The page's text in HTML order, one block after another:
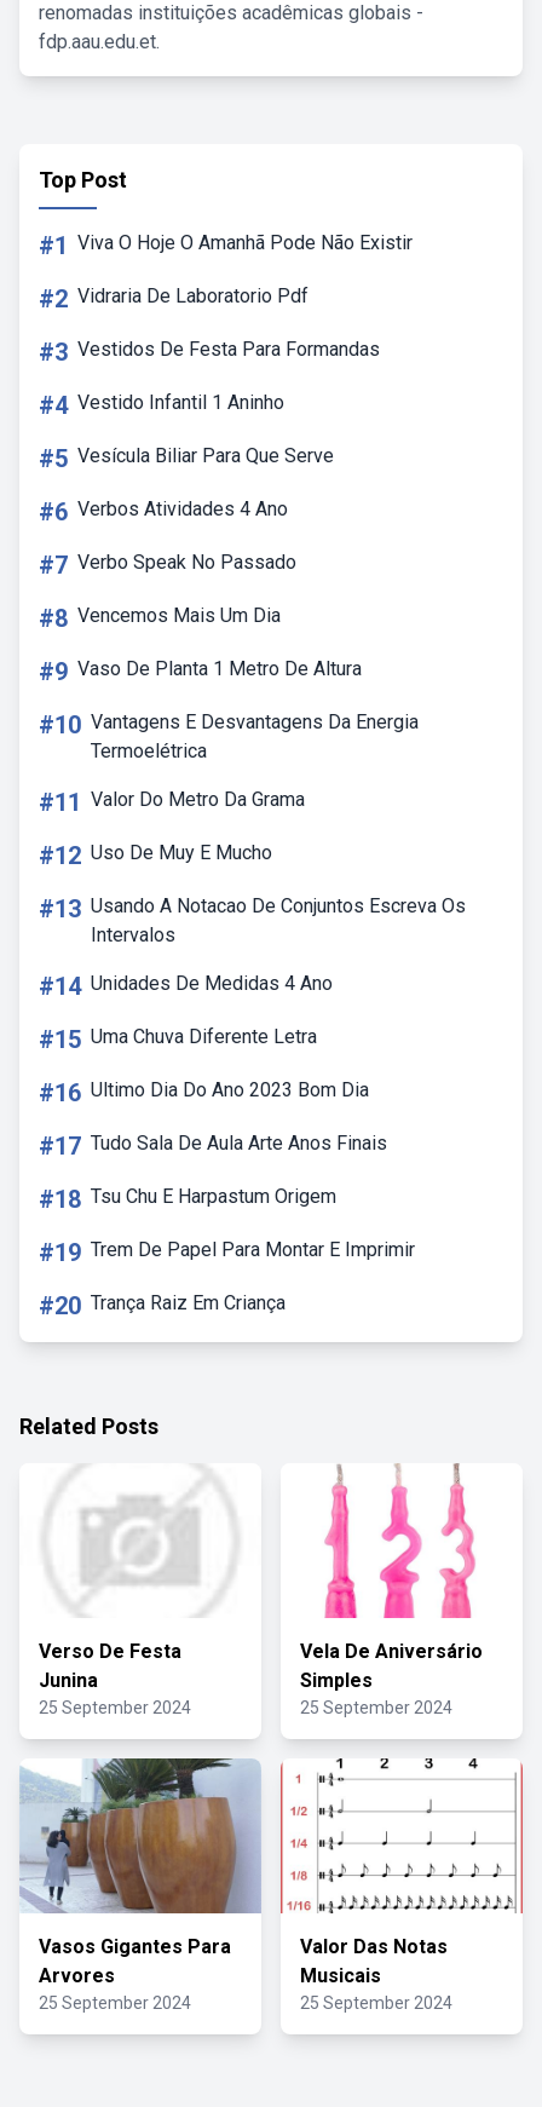
renomadas instituições acadêmicas globais -
fdp.aau.edu.et.
Top Post
#1 Viva O Hoje O Amanhã Pode Não Existir
#2 Vidraria De Laboratorio Pdf
#3 Vestidos De Festa Para Formandas
#4 Vestido Infantil 1 Aninho
#5 Vesícula Biliar Para Que Serve
#6 Verbos Atividades 4 Ano
#7 Verbo Speak No Passado
#8 Vencemos Mais Um Dia
#9 Vaso De Planta 1 Metro De Altura
#10 Vantagens E Desvantagens Da Energia
Termoelétrica
#11 Valor Do Metro Da Grama
#12 Uso De Muy E Mucho
#13 Usando A Notacao De Conjuntos Escreva Os
Intervalos
#14 Unidades De Medidas 4 Ano
#15 Uma Chuva Diferente Letra
#16 Ultimo Dia Do Ano 2023 Bom Dia
#17 Tudo Sala De Aula Arte Anos Finais
#18 Tsu Chu E Harpastum Origem
#19 Trem De Papel Para Montar E Imprimir
#20 Trança Raiz Em Criança
Related Posts
Verso De Festa
Junina
25 September 2024
Vela De Aniversário
Simples
25 September 2024
Vasos Gigantes Para
Arvores
25 September 2024
Valor Das Notas
Musicais
25 September 2024